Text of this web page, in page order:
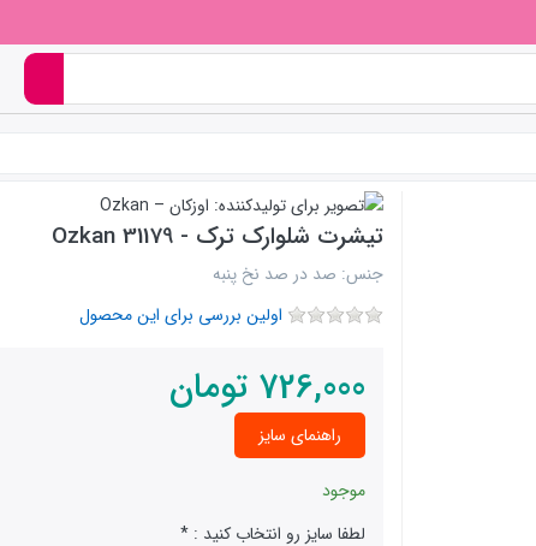
تیشرت شلوارک ترک - 31179 Ozkan
جنس: صد در صد نخ پنبه
اولین بررسی برای این محصول
726,000 تومان
راهنمای سایز
موجود
لطفا سایز رو انتخاب کنید :